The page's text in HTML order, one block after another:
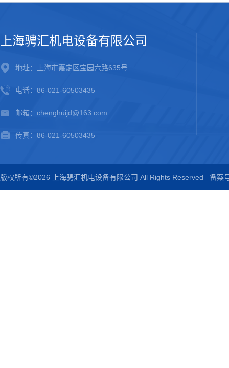
上海骋汇机电设备有限公司
地址：上海市嘉定区宝园六路635号
电话：86-021-60503435
邮箱：chenghuijd@163.com
传真：86-021-60503435
版权所有©2026 上海骋汇机电设备有限公司 All Rights Reserved 备案